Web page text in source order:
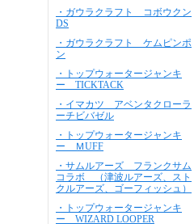
・ガウラクラフト コボウクン
DS
・ガウラクラフト ケムピンポ
ン
・トップウォータージャンキ
ー TICKTACK
・イマカツ アベンタクローラ
ーチビバゼル
・トップウォータージャンキ
ー ＭUFF
・サムルアーズ フランクサム
コラボ （津波ルアーズ、スト
クルアーズ、ゴーフィッシュ）
・トップウォータージャンキ
ー WIZARD LOOPER